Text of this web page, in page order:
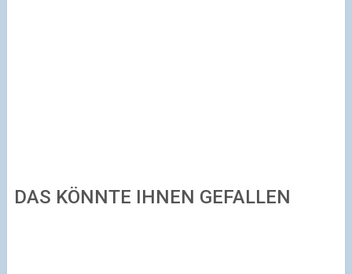
DAS KÖNNTE IHNEN GEFALLEN